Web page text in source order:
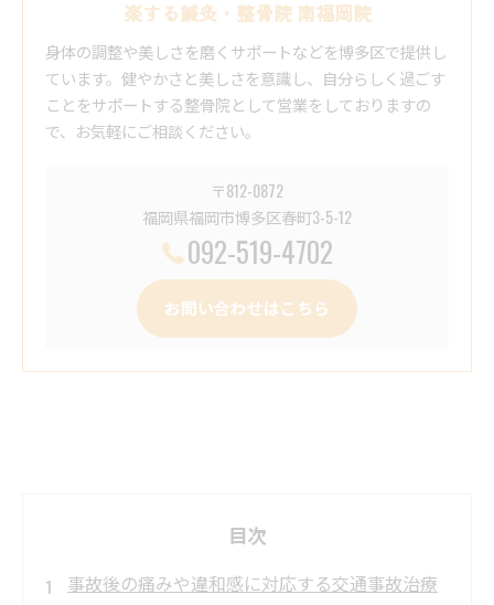
楽する鍼灸・整骨院 南福岡院
身体の調整や美しさを磨くサポートなどを博多区で提供し
ています。健やかさと美しさを意識し、自分らしく過ごす
ことをサポートする整骨院として営業をしておりますの
で、お気軽にご相談ください。
〒812-0872
福岡県福岡市博多区春町3-5-12
092-519-4702
お問い合わせはこちら
目次
事故後の痛みや違和感に対応する交通事故治療